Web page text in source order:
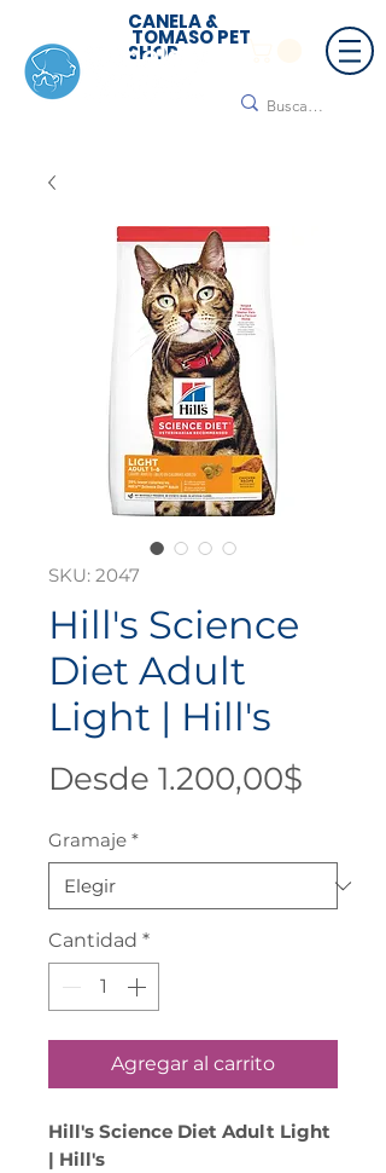
CANELA &
TOMASO PET
SHOP
SKU: 2047
Hill's Science
Diet Adult
Light | Hill's
Desde 1.200,00$
oferta
Gramaje *
Cantidad *
Agregar al carrito
Hill's Science Diet Adult Light
| Hill's